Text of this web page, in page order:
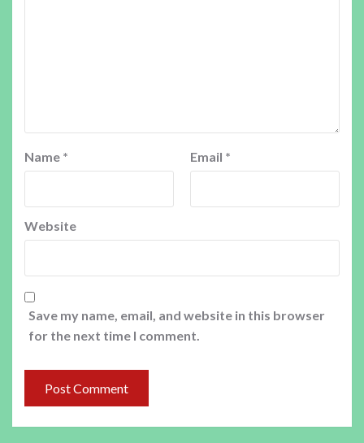
Name * Email *
Website
Save my name, email, and website in this browser
for the next time I comment.